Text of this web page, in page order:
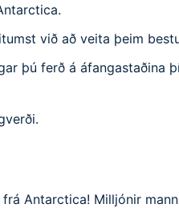
við að veita þeim
þú ferð á áfangastaðina
Antarctica! Milljónir